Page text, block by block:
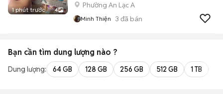
1 phút trước 4
Phường An Lạc A
Minh Thiện 3 đã bán
Bạn cần tìm dung lượng nào ?
Dung lượng: 64 GB 128 GB 256 GB 512 GB 1 TB